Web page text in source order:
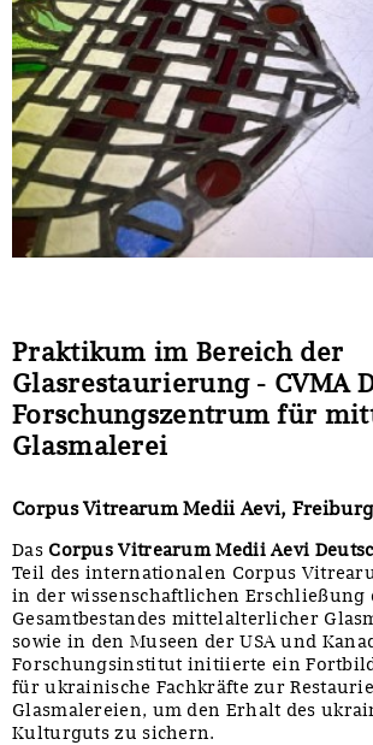
Praktikum im Bereich der
Glasrestaurierung - CVMA
Forschungszentrum für
Glasmalerei
Corpus Vitrearum Medii Aevi, Freiburg
DasCorpus Vitrearum Medii Aevi
Teil des internationalen Corpus
in der wissenschaftlichen Erschließung
Gesamtbestandes mittelalterlicher
sowie in den Museen der USA und
Forschungsinstitut initiierte ein
für ukrainische Fachkräfte zur
Glasmalereien, um den Erhalt des
Kulturguts zu sichern.